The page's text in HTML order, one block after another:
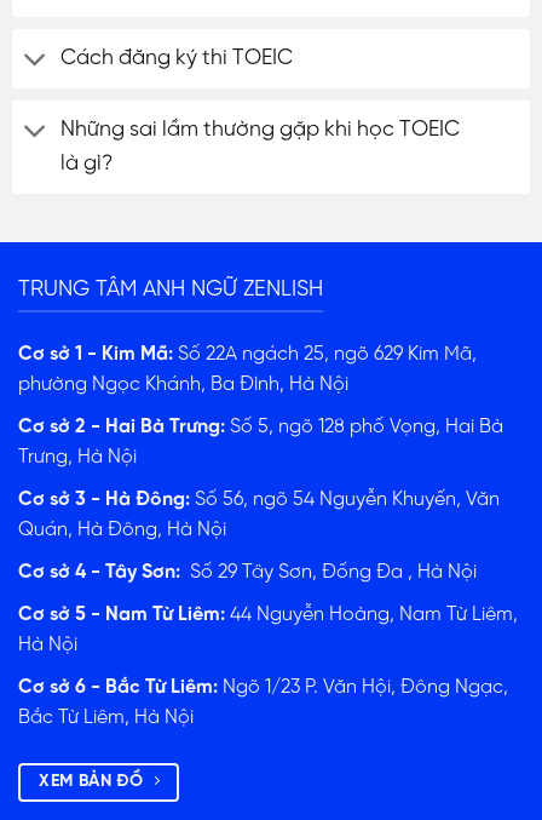
Cách đăng ký thi TOEIC
Những sai lầm thường gặp khi học TOEIC
là gì?
TRUNG TÂM ANH NGỮ ZENLISH
Cơ sở 1 - Kim Mã: Số 22A ngách 25, ngõ 629 Kim Mã,
phường Ngọc Khánh, Ba Đình, Hà Nội
Cơ sở 2 - Hai Bà Trưng: Số 5, ngõ 128 phố Vọng, Hai Bà
Trưng, Hà Nội
Cơ sở 3 - Hà Đông: Số 56, ngõ 54 Nguyễn Khuyến, Văn
Quán, Hà Đông, Hà Nội
Cơ sở 4 - Tây Sơn: Số 29 Tây Sơn, Đống Đa , Hà Nội
Cơ sở 5 - Nam Từ Liêm: 44 Nguyễn Hoàng, Nam Từ Liêm,
Hà Nội
Cơ sở 6 - Bắc Từ Liêm: Ngõ 1/23 P. Văn Hội, Đông Ngạc,
Bắc Từ Liêm, Hà Nội
XEM BẢN ĐỒ